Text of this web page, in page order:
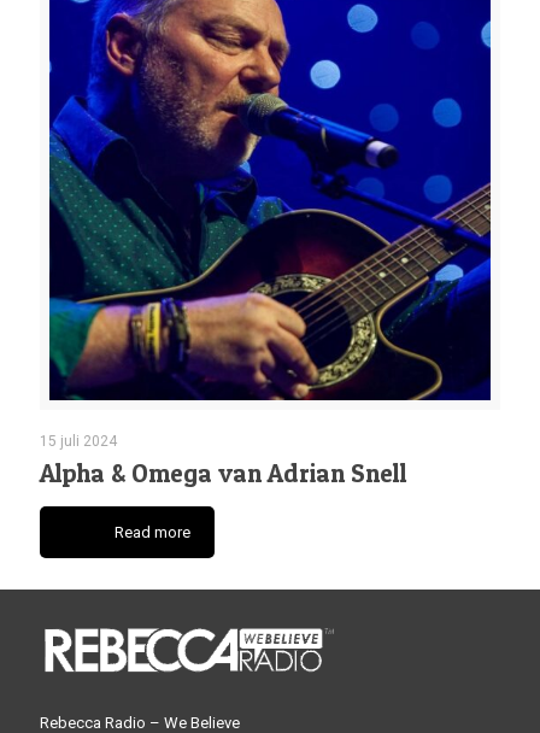
15 juli 2024
Alpha & Omega van Adrian Snell
Read more
Rebecca Radio – We Believe